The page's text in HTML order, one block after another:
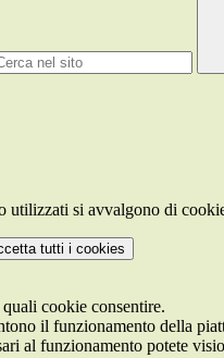
utilizzati si avvalgono di
tutti i cookies
cookie consentire.
il funzionamento della
al funzionamento potete